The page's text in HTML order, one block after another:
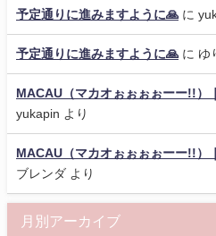
予定通りに進みますように🙏 に
予定通りに進みますように🙏 に ゆ
MACAU（マカオぉぉぉぉーー!!）
yukapin より
MACAU（マカオぉぉぉぉーー!!）
ブレンダ より
月別アーカイブ